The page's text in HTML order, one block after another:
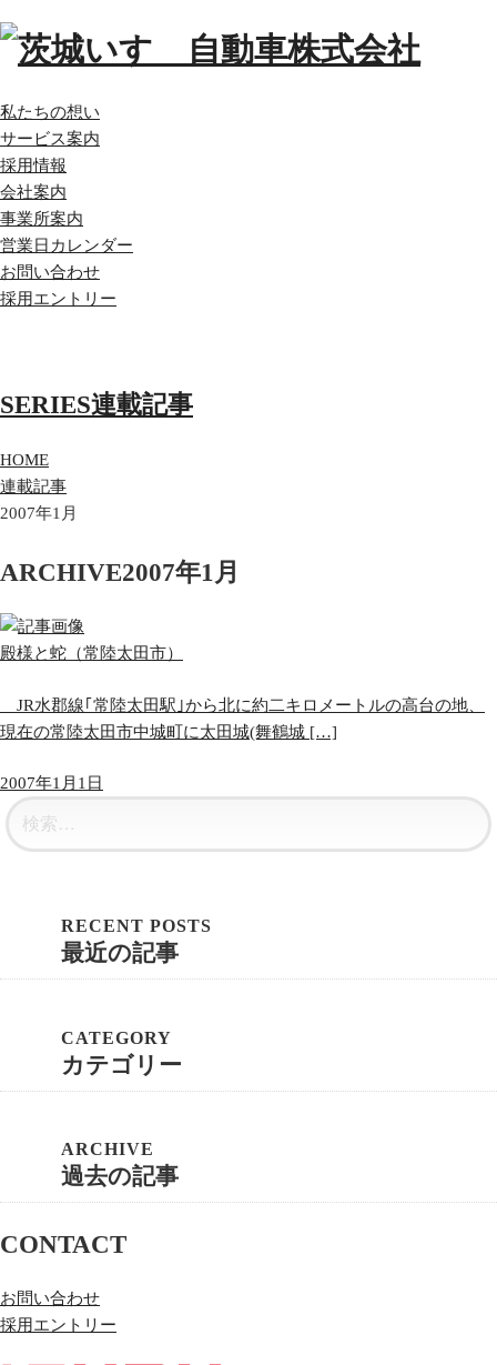
私たちの想い
サービス案内
採用情報
会社案内
事業所案内
営業日カレンダー
お問い合わせ
採用エントリー
SERIES連載記事
HOME
連載記事
2007年1月
ARCHIVE2007年1月
殿様と蛇（常陸太田市）
JR水郡線｢常陸太田駅｣から北に約二キロメートルの高台の地、
現在の常陸太田市中城町に太田城(舞鶴城 […]
2007年1月1日
最近の記事
カテゴリー
過去の記事
CONTACT
お問い合わせ
採用エントリー